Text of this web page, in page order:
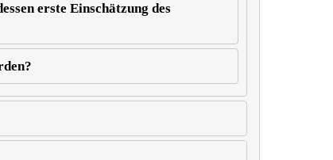
erste Einschätzung des